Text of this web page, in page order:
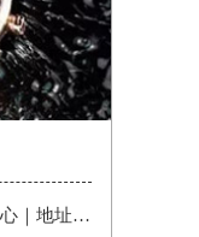
亲身探访欧米茄天津官方售后中心｜地址报修全流程真实经历（2026年6月最新）